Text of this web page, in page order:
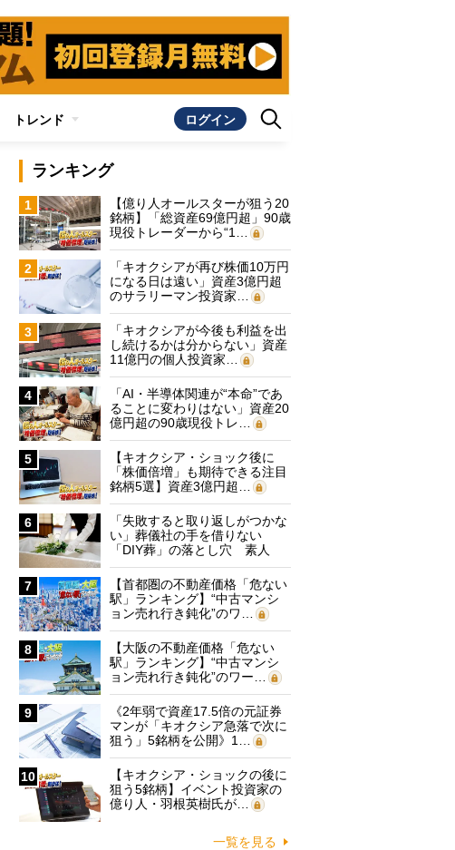
トレンド ログイン
ランキング
1
【億り人オールスターが狙う20
銘柄】「総資産69億円超」90歳
現役トレーダーから“1…
2
「キオクシアが再び株価10万円
になる日は遠い」資産3億円超
のサラリーマン投資家…
3
「キオクシアが今後も利益を出
し続けるかは分からない」資産
11億円の個人投資家…
4
「AI・半導体関連が“本命”であ
ることに変わりはない」資産20
億円超の90歳現役トレ…
5
【キオクシア・ショック後に
「株価倍増」も期待できる注目
銘柄5選】資産3億円超…
6
「失敗すると取り返しがつかな
い」葬儀社の手を借りない
「DIY葬」の落とし穴 素人
に…
7
【首都圏の不動産価格「危ない
駅」ランキング】“中古マンシ
ョン売れ行き鈍化”のワ…
8
【大阪の不動産価格「危ない
駅」ランキング】“中古マンシ
ョン売れ行き鈍化”のワー…
9
《2年弱で資産17.5倍の元証券
マンが「キオクシア急落で次に
狙う」5銘柄を公開》1…
10
【キオクシア・ショックの後に
狙う5銘柄】イベント投資家の
億り人・羽根英樹氏が…
一覧を見る